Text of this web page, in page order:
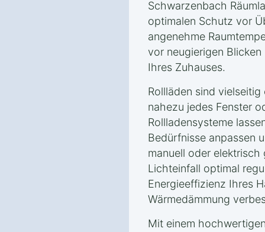
Schwarzenbach
optimalen Schutz vor
angenehme
vor neugierigen
Ihres Zuhauses.
Rollläden sind
nahezu jedes Fenster
Rollladensysteme
Bedürfnisse anpassen
manuell oder elektrisch
Lichteinfall optimal
Energieeffizienz Ihres
Wärmedämmung
Mit einem